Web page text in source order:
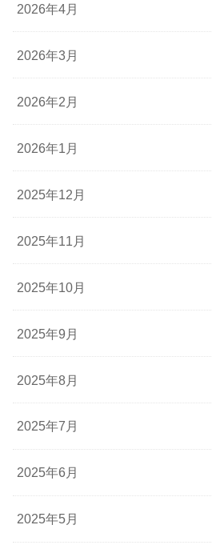
2026年4月
2026年3月
2026年2月
2026年1月
2025年12月
2025年11月
2025年10月
2025年9月
2025年8月
2025年7月
2025年6月
2025年5月